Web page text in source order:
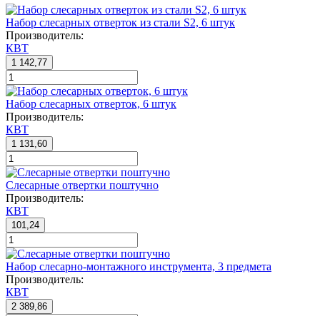
Набор слесарных отверток из стали S2, 6 штук
Производитель:
КВТ
1 142,77
Набор слесарных отверток, 6 штук
Производитель:
КВТ
1 131,60
Слесарные отвертки поштучно
Производитель:
КВТ
101,24
Набор слесарно-монтажного инструмента, 3 предмета
Производитель:
КВТ
2 389,86